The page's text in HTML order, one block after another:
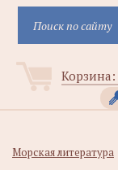
Корзина:
Морская литература